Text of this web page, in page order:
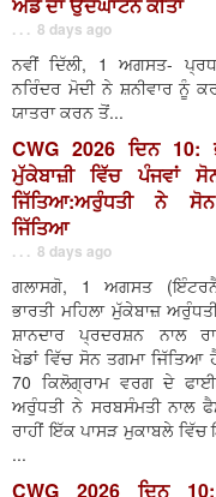
. . . 8 days ago
ਨਵੀਂ ਦਿੱਲੀ, 1 ਅਗਸਤ-
ਨਰਿੰਦਰ ਮੋਦੀ ਨੇ ਸ਼ਨੀਵਾਰ ਨੂੰ
ਯਾਤਰਾ ਕਰਨ ਤੋਂ...
CWG 2026 ਦਿਨ 10:
ਮੁੱਕੇਬਾਜ਼ੀ ਵਿੱਚ ਪੰਜਵਾਂ
ਜਿੱਤਿਆ:ਅਰੁੰਧਤੀ ਨੇ
ਜਿੱਤਿਆ
. . . 8 days ago
ਗਲਾਸਗੋ, 1 ਅਗਸਤ
ਭਾਰਤੀ ਮਹਿਲਾ ਮੁੱਕੇਬਾਜ਼
ਸ਼ਾਨਦਾਰ ਪ੍ਰਦਰਸ਼ਨ ਨਾਲ
ਖੇਡਾਂ ਵਿੱਚ ਸੋਨ ਤਗਮਾ ਜਿੱਤਿਆ
70 ਕਿਲੋਗ੍ਰਾਮ ਵਰਗ ਦੇ
ਅਰੁੰਧਤੀ ਨੇ ਸਰਬਸੰਮਤੀ ਨਾਲ
ਰਾਹੀਂ ਇੱਕ ਪਾਸੜ ਮੁਕਾਬਲੇ
...
CWG 2026 ਦਿਨ